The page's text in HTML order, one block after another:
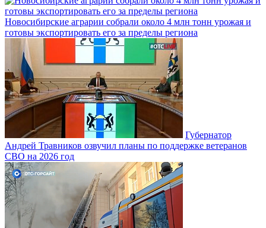
Новосибирские аграрии собрали около 4 млн тонн урожая и
готовы экспортировать его за пределы региона
Губернатор
Андрей Травников озвучил планы по поддержке ветеранов
СВО на 2026 год